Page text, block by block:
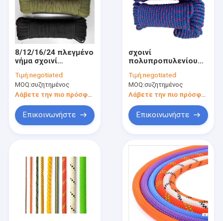
8/12/16/24 πλεγμένο
νήμα σχοινί
Τιμή:negotiated
MOQ:συζητημένος
Λάβετε την πιο πρόσφατη τιμή
Επικοινωνήστε
σχοινί
πολυπροπυλενίου
Τιμή:negotiated
MOQ:συζητημένος
Επικοινωνήστε